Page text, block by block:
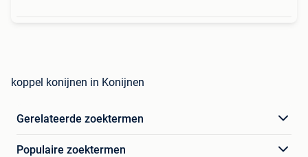
koppel konijnen in Konijnen
Gerelateerde zoektermen
Populaire zoektermen